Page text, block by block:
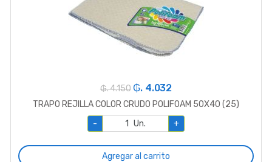
₲. 4.150 ₲. 4.032
TRAPO REJILLA COLOR CRUDO POLIFOAM 50X40 (25)
-
Un. +
Agregar al carrito